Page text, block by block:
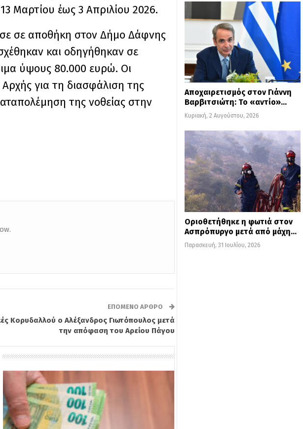
Μαρτίου έως 3 Απριλίου 2026.
σε αποθήκη στον Δήμο Δάφνης
και οδηγήθηκαν σε
ύψους 80.000 ευρώ. Οι
για τη διασφάλιση της
της νοθείας στην
ΕΠΌΜΕΝΟ ΆΡΘΡΟ
Κορυδαλλού ο Αλέξανδρος Γιωτόπουλος μετά
την απόφαση του Αρείου Πάγου
Αποχαιρετισμός στον Γιάννη
Βαρβιτσιώτη: Το «αντίο»…
Κυριακή, 2 Αυγούστου, 2026
Οριοθετήθηκε η φωτιά στον
Ασπρόπυργο μετά από μάχη…
Παρασκευή, 31 Ιουλίου, 2026